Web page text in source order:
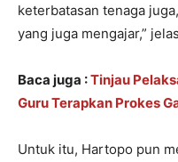
keterbatasan tenaga
yang juga mengajar,”
Baca juga :Tinjau
Guru Terapkan Prokes
Untuk itu, Hartopo pun